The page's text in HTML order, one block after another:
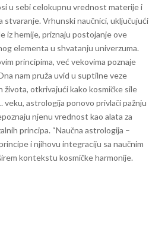
u sebi celokupnu vrednost materije i
stvaranje. Vrhunski naučnici, uključujući
iz hemije, priznaju postojanje ove
elementa u shvatanju univerzuma.
principima, već vekovima poznaje
nam pruža uvid u suptilne veze
života, otkrivajući kako kosmičke sile
veku, astrologija ponovo privlači pažnju
njenu vrednost kao alata za
principa. “Naučna astrologija –
i njihovu integraciju sa naučnim
kontekstu kosmičke harmonije.